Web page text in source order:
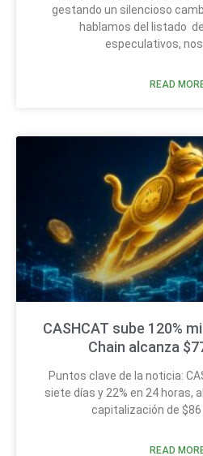
gestando un silencioso
hablamos del listado
especulativos,
READ
CASHCAT sube 120%
Chain alcanza
Puntos clave de la noticia:
siete días y 22% en 24 horas,
capitalización de
READ